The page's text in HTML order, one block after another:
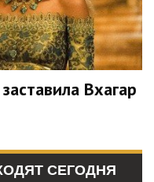
Вхагар
СЕГОДНЯ